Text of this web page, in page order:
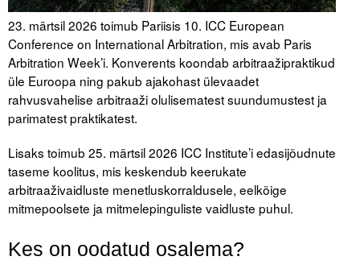
Liitu meililistiga
Oskusteave
Incoterms® 2020
Abimaterjalid
Projektid
23. märtsil 2026 toimub Pariisis 10. ICC European
Conference on International Arbitration, mis avab Paris
Arbitration Week’i. Konverents koondab arbitraažipraktikud
üle Euroopa ning pakub ajakohast ülevaadet
rahvusvahelise arbitraaži olulisematest suundumustest ja
parimatest praktikatest.
Lisaks toimub 25. märtsil 2026 ICC Institute’i edasijõudnute
taseme koolitus, mis keskendub keerukate
arbitraaživaidluste menetluskorraldusele, eelkõige
mitmepoolsete ja mitmelepinguliste vaidluste puhul.
Kes on oodatud osalema?